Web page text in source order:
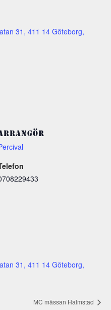
31, 411 14 Göteborg,
31, 411 14 Göteborg,
MC mässan Halmstad